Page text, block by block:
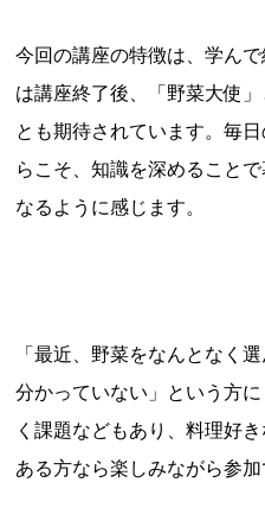
今回の講座の特徴は、学ん
は講座終了後、「野菜大使
とも期待されています。毎
らこそ、知識を深めること
なるように感じます。
「最近、野菜をなんとなく
分かっていない」という方
く課題などもあり、料理好
ある方なら楽しみながら参加